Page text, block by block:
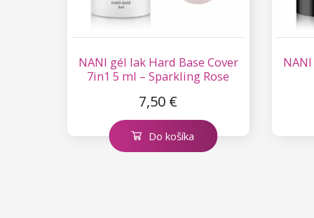
NANI gél lak Hard Base Cover
7in1 5 ml – Sparkling Rose
7,50 €
Do košíka